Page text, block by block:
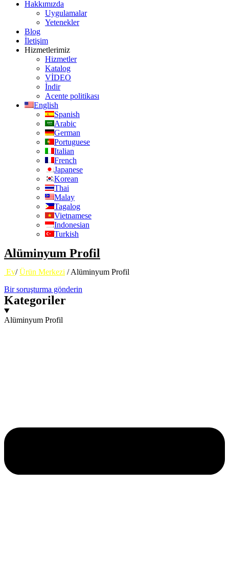
Hakkımızda
Uygulamalar
Yetenekler
Blog
İletişim
Hizmetlerimiz
Hizmetler
Katalog
VİDEO
İndir
Acente politikası
English
Spanish
Arabic
German
Portuguese
Italian
French
Japanese
Korean
Thai
Malay
Tagalog
Vietnamese
Indonesian
Turkish
Alüminyum Profil
Ev/Ürün Merkezi / Alüminyum Profil
Bir soruşturma gönderin
Kategoriler
Alüminyum Profil